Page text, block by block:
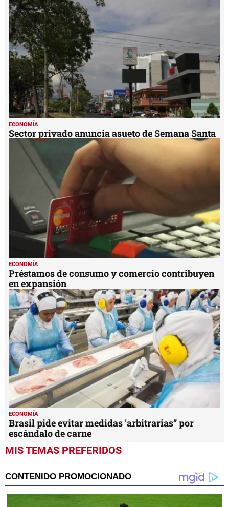
ECONOMÍA
Sector privado anuncia asueto de Semana Santa
ECONOMÍA
Préstamos de consumo y comercio contribuyen
en expansión
ECONOMÍA
Brasil pide evitar medidas 'arbitrarias” por
escándalo de carne
MIS TEMAS PREFERIDOS